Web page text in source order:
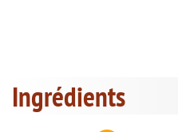
Ingrédients